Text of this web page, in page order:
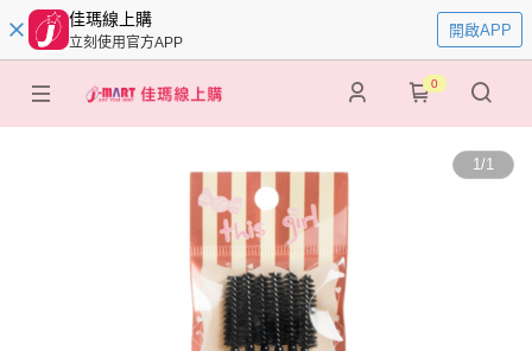
佳瑪線上購
立刻使用官方APP
開啟APP
0
1/1